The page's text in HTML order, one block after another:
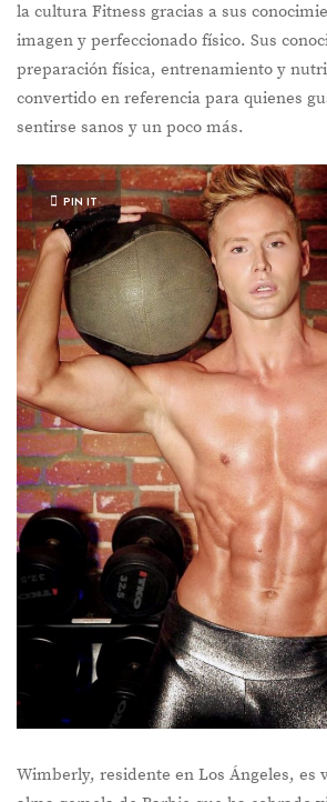
la cultura Fitness gracias a sus
imagen y perfeccionado físico. Sus
preparación física, entrenamiento y
convertido en referencia para quienes
sentirse sanos y un poco más.
PIN IT
Wimberly, residente en Los Ángeles, es